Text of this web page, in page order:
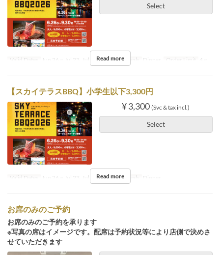
Select
Valid Dates Jun 26 ~ Jul 23, Jul 27 ~ Sep 30 Meals Dinner Order Limit 4 ~
Read more
【スカイテラスBBQ】小学生以下3,300円
¥ 3,300 (Svc & tax incl.)
Select
Valid Dates Jun 26 ~ Jul 23, Jul 27 ~ Sep 30 Meals Dinner
Read more
お席のみのご予約
お席のみのご予約を承ります
※写真の席はイメージです。配席は予約状況等により店側で決めさ
せていただきます